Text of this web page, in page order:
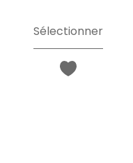
Sélectionner